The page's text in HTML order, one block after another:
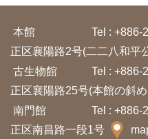
ト
マ
ッ
プ
デ
本館 Tel : +886-
正区襄陽路2号(二二八和平
古生物館
Tel : +886-
正区襄陽路25号(本館の斜
南門館
Tel : +886-
正区南昌路一段1号